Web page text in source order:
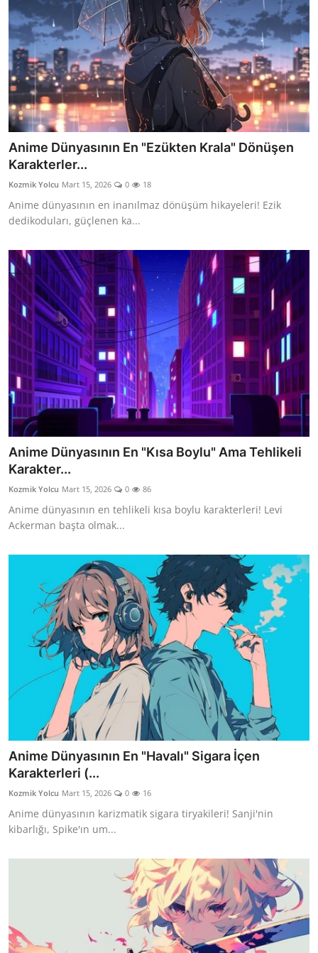
Anime Dünyasının En "Ezükten Krala" Dönüşen
Karakterler...
Kozmik Yolcu Mart 15, 2026 0 18
Anime dünyasının en inanılmaz dönüşüm hikayeleri! Ezik
dedikoduları, güçlenen ka...
Anime Dünyasının En "Kısa Boylu" Ama Tehlikeli
Karakter...
Kozmik Yolcu Mart 15, 2026 0 86
Anime dünyasının en tehlikeli kısa boylu karakterleri! Levi
Ackerman başta olmak...
Anime Dünyasının En "Havalı" Sigara İçen
Karakterleri (...
Kozmik Yolcu Mart 15, 2026 0 16
Anime dünyasının karizmatik sigara tiryakileri! Sanji'nin
kibarlığı, Spike'ın um...